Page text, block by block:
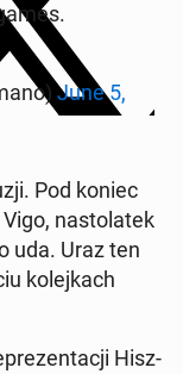
June 5,
Pod koniec
na­sto­la­tek
uda. Uraz ten
ko­lej­kach
Hisz­